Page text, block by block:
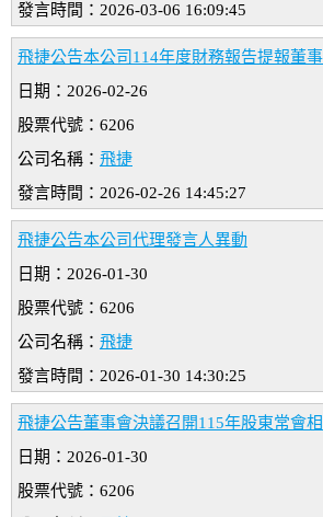
發言時間：2026-03-06 16:09:45
飛捷公告本公司114年度財務報告提報董
日期：2026-02-26
股票代號：6206
公司名稱： 飛捷
發言時間：2026-02-26 14:45:27
飛捷公告本公司代理發言人異動
日期：2026-01-30
股票代號：6206
公司名稱： 飛捷
發言時間：2026-01-30 14:30:25
飛捷公告董事會決議召開115年股東常會
日期：2026-01-30
股票代號：6206